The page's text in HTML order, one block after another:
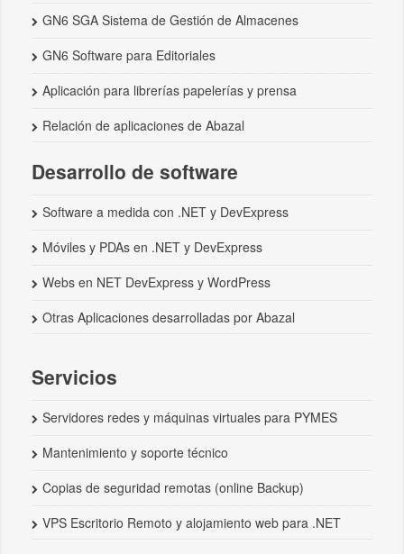
GN6 SGA Sistema de Gestión de Almacenes
GN6 Software para Editoriales
Aplicación para librerías papelerías y prensa
Relación de aplicaciones de Abazal
Desarrollo de software
Software a medida con .NET y DevExpress
Móviles y PDAs en .NET y DevExpress
Webs en NET DevExpress y WordPress
Otras Aplicaciones desarrolladas por Abazal
Servicios
Servidores redes y máquinas virtuales para PYMES
Mantenimiento y soporte técnico
Copias de seguridad remotas (online Backup)
VPS Escritorio Remoto y alojamiento web para .NET